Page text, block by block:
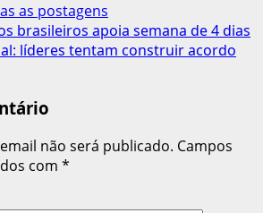
as postagens
brasileiros apoia semana de 4 dias
líderes tentam construir acordo
não será publicado. Campos
com *